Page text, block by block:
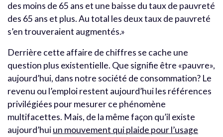
des moins de 65 ans et une baisse du taux de pauvreté
des 65 ans et plus. Au total les deux taux de pauvreté
s’en trouveraient augmentés.»
Derrière cette affaire de chiffres se cache une
question plus existentielle. Que signifie être «pauvre»,
aujourd’hui, dans notre société de consommation? Le
revenu ou l’emploi restent aujourd’hui les références
privilégiées pour mesurer ce phénomène
multifacettes. Mais, de la même façon qu’il existe
aujourd’huiun mouvement qui plaide pour l’usage